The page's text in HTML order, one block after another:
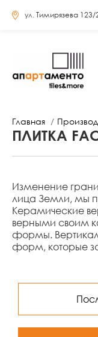
ул. Тимирязева
Главная
ПЛИТКА
Изменение
лица Земли, мы
Керамические
верными своим
формы.
форм, которые